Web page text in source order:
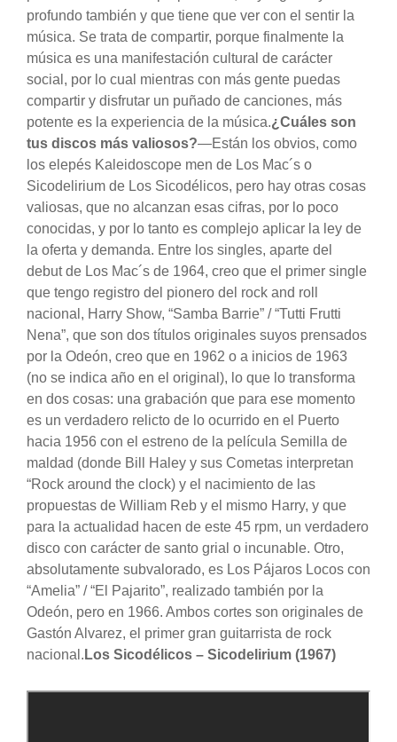
profundo también y que tiene que ver con el sentir la
música. Se trata de compartir, porque finalmente la
música es una manifestación cultural de carácter
social, por lo cual mientras con más gente puedas
compartir y disfrutar un puñado de canciones, más
potente es la experiencia de la música.¿Cuáles son
tus discos más valiosos?—Están los obvios, como
los elepés Kaleidoscope men de Los Mac´s o
Sicodelirium de Los Sicodélicos, pero hay otras cosas
valiosas, que no alcanzan esas cifras, por lo poco
conocidas, y por lo tanto es complejo aplicar la ley de
la oferta y demanda. Entre los singles, aparte del
debut de Los Mac´s de 1964, creo que el primer single
que tengo registro del pionero del rock and roll
nacional, Harry Show, “Samba Barrie” / “Tutti Frutti
Nena”, que son dos títulos originales suyos prensados
por la Odeón, creo que en 1962 o a inicios de 1963
(no se indica año en el original), lo que lo transforma
en dos cosas: una grabación que para ese momento
es un verdadero relicto de lo ocurrido en el Puerto
hacia 1956 con el estreno de la película Semilla de
maldad (donde Bill Haley y sus Cometas interpretan
“Rock around the clock) y el nacimiento de las
propuestas de William Reb y el mismo Harry, y que
para la actualidad hacen de este 45 rpm, un verdadero
disco con carácter de santo grial o incunable. Otro,
absolutamente subvalorado, es Los Pájaros Locos con
“Amelia” / “El Pajarito”, realizado también por la
Odeón, pero en 1966. Ambos cortes son originales de
Gastón Alvarez, el primer gran guitarrista de rock
nacional. Los Sicodélicos – Sicodelirium (1967)